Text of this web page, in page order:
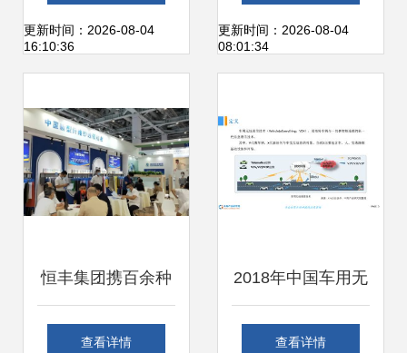
塑人类认知疆域
更新时间：2026-08-04
16:10:36
来——网络信息技
活蓝图
更新时间：2026-08-04
08:01:34
恒丰集团携百余种
新特产品亮相兰精
查看详情
2018年中国车用无
线通信技术发展前
查看详情